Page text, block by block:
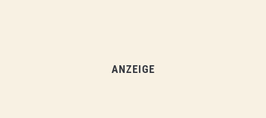
ANZEIGE